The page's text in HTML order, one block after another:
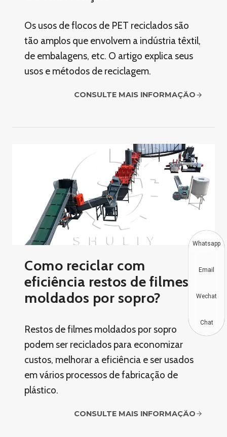
Os usos de flocos de PET reciclados são
tão amplos que envolvem a indústria têxtil,
de embalagens, etc. O artigo explica seus
usos e métodos de reciclagem.
CONSULTE MAIS INFORMAÇÃO
Como reciclar com
eficiência restos de filmes
moldados por sopro?
Restos de filmes moldados por sopro
podem ser reciclados para economizar
custos, melhorar a eficiência e ser usados ​​
em vários processos de fabricação de
plástico.
CONSULTE MAIS INFORMAÇÃO
Whatsapp
Email
Wechat
Chat